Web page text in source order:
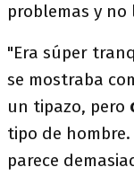
problemas y
"Era súper
se mostraba
un tipazo, pero
tipo de
parece